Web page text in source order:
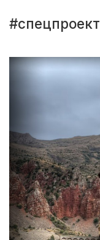
#спецпроект